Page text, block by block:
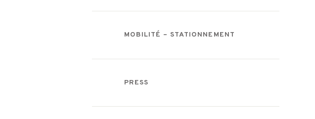
MOBILITÉ – STATIONNEMENT
PRESS